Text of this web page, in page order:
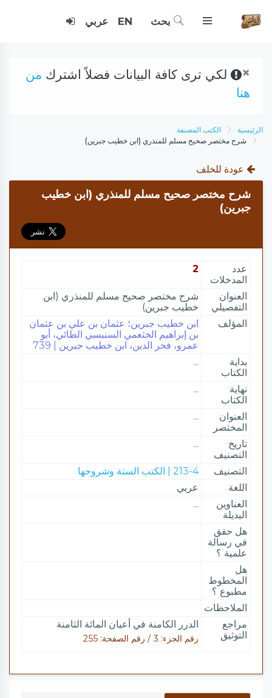
بحث EN عربي
× لكي ترى كافة البيانات فضلاً اشترك من
هنا
الرئيسية
الكتب المصنفة
شرح مختصر صحيح مسلم للمنذري (ابن خطيب جبرين)
عودة للخلف
شرح مختصر صحيح مسلم للمنذري (ابن خطيب
جبرين)
عدد
المدخلات
2
العنوان
التفصيلي
شرح مختصر صحيح مسلم للمنذري (ابن
خطيب جبرين)
المؤلف
ابن خطيب جبرين؛ عثمان بن علي بن عثمان
بن إبراهيم الخثعمي السنبسي الطائي، أبو
عمرو، فخر الدين، ابن خطيب جبرين | 739
بداية
الكتاب
...
نهاية
الكتاب
...
العنوان
المختصر
...
تاريخ
التصنيف
...
التصنيف
213-4 | الكتب الستة وشروحها
اللغة
عربي
العناوين
البديلة
...
هل حقق
في رسالة
علمية ؟
هل
المخطوط
مطبوع ؟
الملاحظات
مراجع
التوثيق
الدرر الكامنة في أعيان المائة الثامنة
رقم الجزء: 3 / رقم الصفحة: 255